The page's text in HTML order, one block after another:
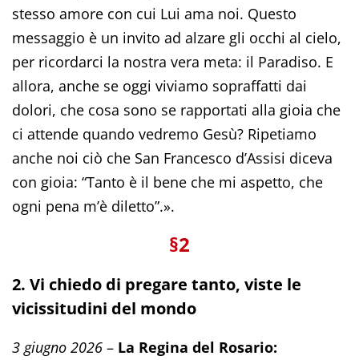
stesso amore con cui Lui ama noi. Questo
messaggio è un invito ad alzare gli occhi al cielo,
per ricordarci la nostra vera meta: il Paradiso. E
allora, anche se oggi viviamo sopraffatti dai
dolori, che cosa sono se rapportati alla gioia che
ci attende quando vedremo Gesù? Ripetiamo
anche noi ciò che San Francesco d’Assisi diceva
con gioia: “Tanto è il bene che mi aspetto, che
ogni pena m’è diletto”.».
§2
2. Vi chiedo di pregare tanto, viste le
vicissitudini del mondo
3 giugno 2026 – La Regina del Rosario: